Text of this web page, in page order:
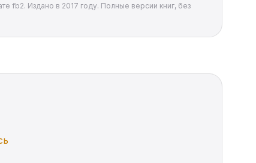
fb2. Издано в 2017 году. Полные версии книг, без